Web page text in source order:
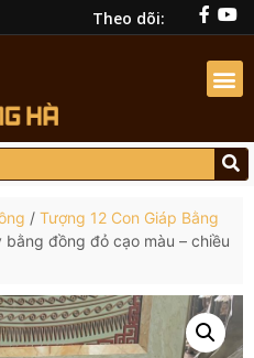
Theo dõi:
/ Tượng 12 Con Giáp Bằng
đồng đỏ cạo màu – chiều